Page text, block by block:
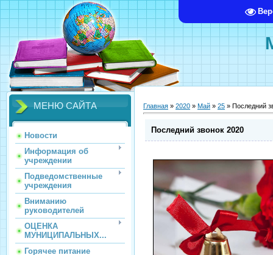
МЕНЮ САЙТА
Новости
Информация об
учреждении
Подведомственные
учреждения
Вниманию
руководителей
ОЦЕНКА
МУНИЦИПАЛЬНЫХ...
Горячее питание
Главная » 2020 » Май » 25 » Последний
Последний звонок 2020